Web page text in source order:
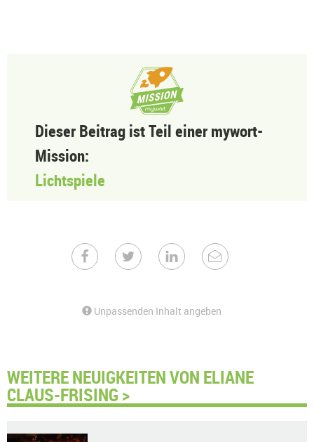
Dieser Beitrag ist Teil einer mywort-
Mission:
Lichtspiele
Unpassenden Inhalt angeben
WEITERE NEUIGKEITEN VON ELIANE
CLAUS-FRISING >